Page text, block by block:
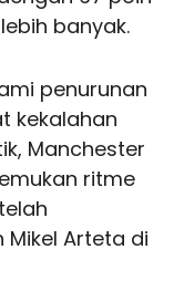
banyak.
penurunan
kekalahan
Manchester
ritme
Arteta di